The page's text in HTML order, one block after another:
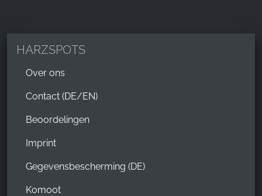
HARZSPOTS
Over ons
Contact (DE/EN)
Beoordelingen
Imprint
Gegevensbescherming (DE)
Komoot